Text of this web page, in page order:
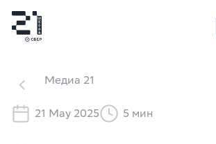
Медиа 21
21 May 2025 5 мин